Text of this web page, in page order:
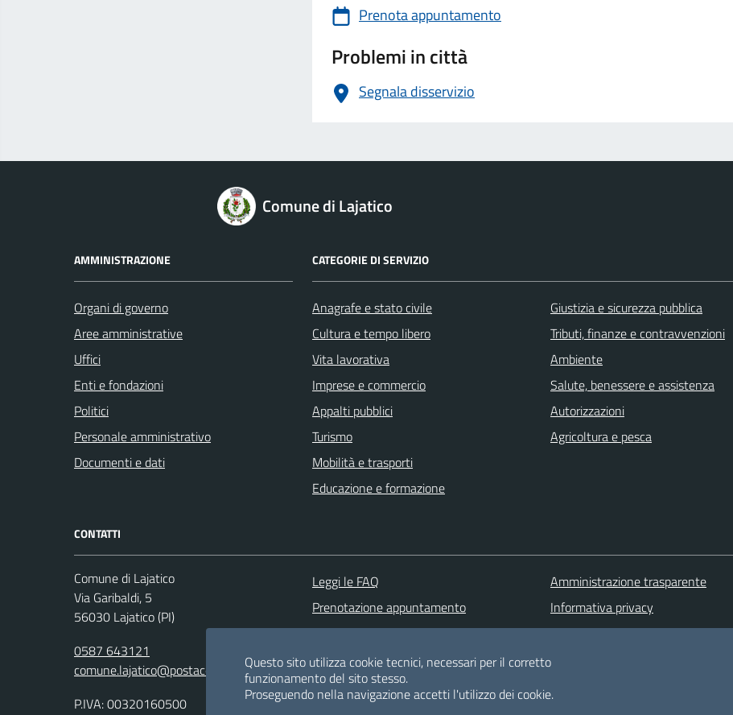
Prenota appuntamento
Problemi in città
Segnala disservizio
Comune di Lajatico
AMMINISTRAZIONE
Organi di governo
Aree amministrative
Uffici
Enti e fondazioni
Politici
Personale amministrativo
Documenti e dati
CATEGORIE DI SERVIZIO
Anagrafe e stato civile
Cultura e tempo libero
Vita lavorativa
Imprese e commercio
Appalti pubblici
Turismo
Mobilità e trasporti
Educazione e formazione
Giustizia e sicurezza pubblica
Tributi, finanze e contravvenzioni
Ambiente
Salute, benessere e assistenza
Autorizzazioni
Agricoltura e pesca
CONTATTI
Comune di Lajatico
Via Garibaldi, 5
56030 Lajatico (PI)
0587 643121
comune.lajatico@postacert.toscana.it
P.IVA: 00320160500
Leggi le FAQ
Prenotazione appuntamento
Segnalazione disservizio
Richiesta d'assistenza
Amministrazione trasparente
Informativa privacy
Note legali
Dichiarazione di accessibilità
Questo sito utilizza cookie tecnici, necessari per il corretto
funzionamento del sito stesso.
Proseguendo nella navigazione accetti l'utilizzo dei cookie.